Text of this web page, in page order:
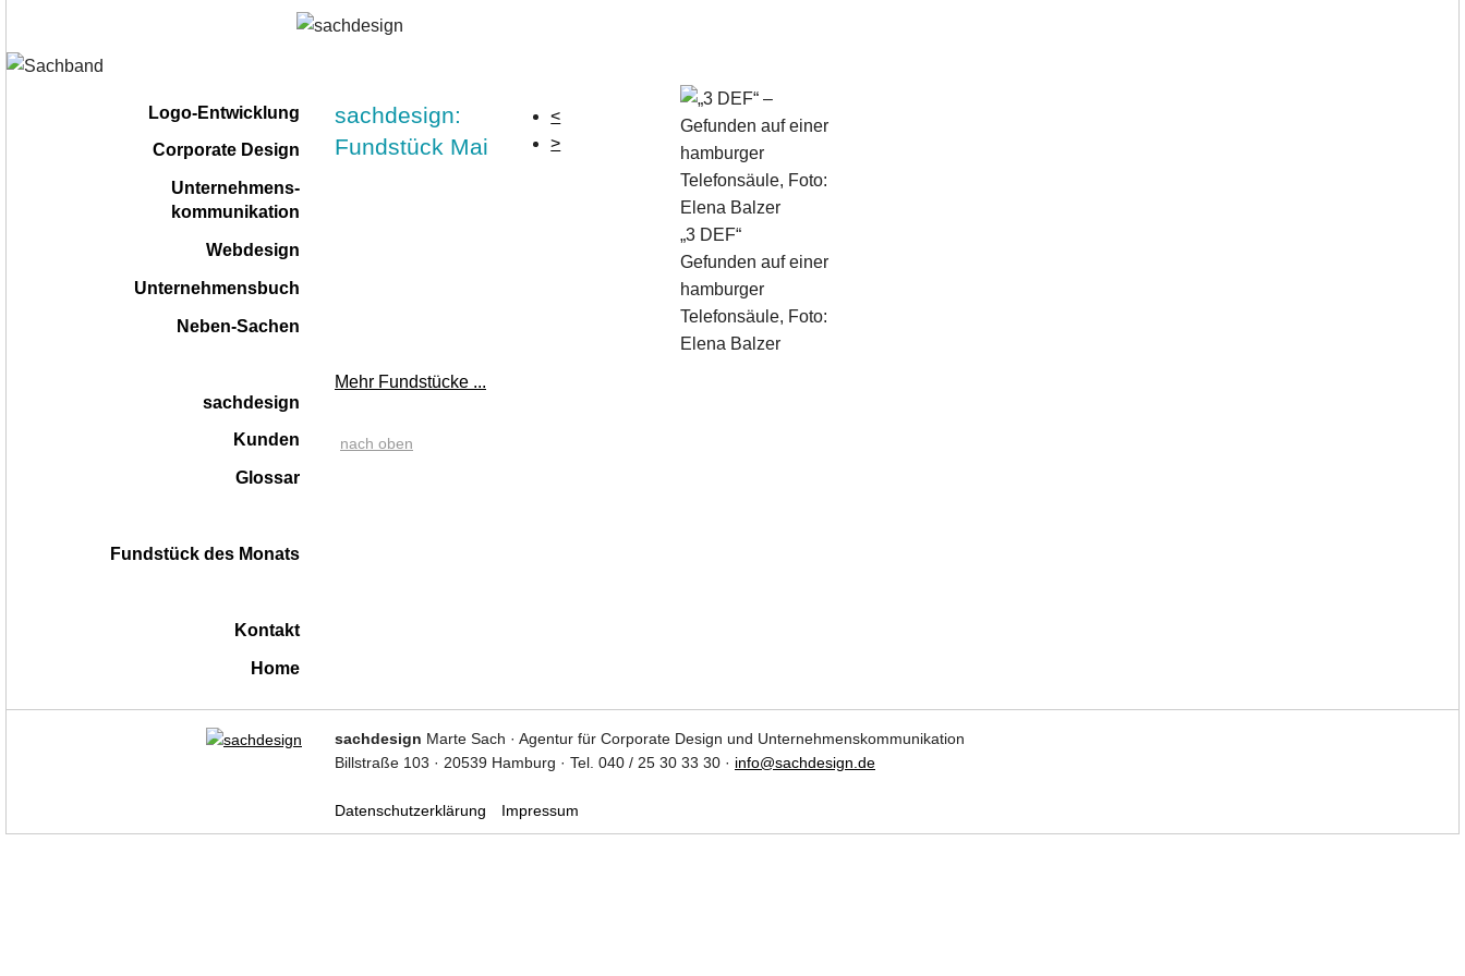
sachdesign:
Fundstück Mai
<
>
„3 DEF“
Gefunden auf einer
hamburger
Telefonsäule, Foto:
Elena Balzer
Mehr Fundstücke ...
nach oben
Navigation
Logo-Entwicklung
Corporate Design
Unternehmens-
kommunikation
Webdesign
Unternehmensbuch
Neben-Sachen
sachdesign
Kunden
Glossar
Fundstück des Monats
Kontakt
Home
sachdesign Marte Sach · Agentur für Corporate Design und Unternehmenskommunikation
Billstraße 103 · 20539 Hamburg · Tel. 040 / 25 30 33 30 · info@sachdesign.de
Datenschutzerklärung Impressum